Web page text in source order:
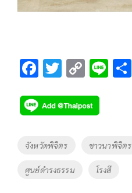
F
e
b
o
o
k
T
tt
er
C
p
y
Li
Li
Tags
จังหวัดพิจิตร ชาวนาพิจิตร
ศูนย์ดำรงธรรม โรงสี